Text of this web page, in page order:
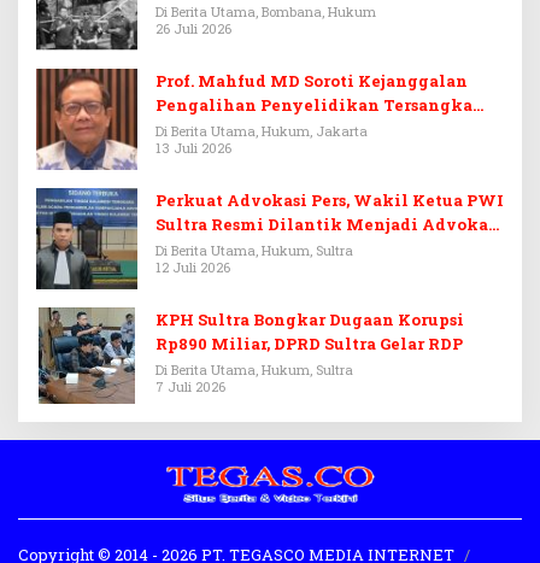
Di Berita Utama, Bombana, Hukum
26 Juli 2026
Prof. Mahfud MD Soroti Kejanggalan
Pengalihan Penyelidikan Tersangka
Febrie Adriansyah
Di Berita Utama, Hukum, Jakarta
13 Juli 2026
Perkuat Advokasi Pers, Wakil Ketua PWI
Sultra Resmi Dilantik Menjadi Advokat
PERADI
Di Berita Utama, Hukum, Sultra
12 Juli 2026
KPH Sultra Bongkar Dugaan Korupsi
Rp890 Miliar, DPRD Sultra Gelar RDP
Di Berita Utama, Hukum, Sultra
7 Juli 2026
Copyright © 2014 - 2026 PT. TEGASCO MEDIA INTERNET